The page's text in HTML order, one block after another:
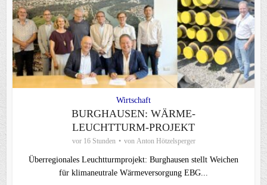
Wirtschaft
BURGHAUSEN: WÄRME-
LEUCHTTURM-PROJEKT
vor 16 Stunden von Anton Hötzelsperger
Überregionales Leuchtturmprojekt: Burghausen stellt Weichen
für klimaneutrale Wärmeversorgung EBG...